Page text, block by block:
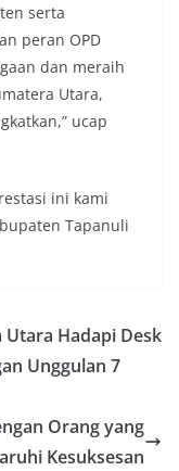
serta
peran OPD
dan meraih
Utara,
ucap
ini kami
Tapanuli
Hadapi Desk
Unggulan 7
Orang yang
Kesuksesan